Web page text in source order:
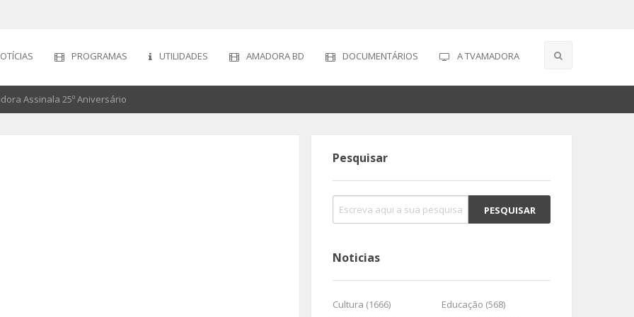
PROGRAMAS UTILIDADES AMADORA BD DOCUMENTÁRIOS A TVAMADORA
Assinala 25º Aniversário
Pesquisar
Noticias
Cultura (1666)
Educação (568)